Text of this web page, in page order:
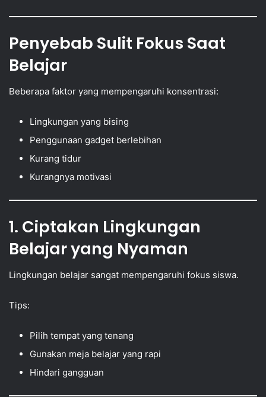
Penyebab Sulit Fokus Saat
Belajar
Beberapa faktor yang mempengaruhi konsentrasi:
Lingkungan yang bising
Penggunaan gadget berlebihan
Kurang tidur
Kurangnya motivasi
1. Ciptakan Lingkungan
Belajar yang Nyaman
Lingkungan belajar sangat mempengaruhi fokus siswa.
Tips:
Pilih tempat yang tenang
Gunakan meja belajar yang rapi
Hindari gangguan